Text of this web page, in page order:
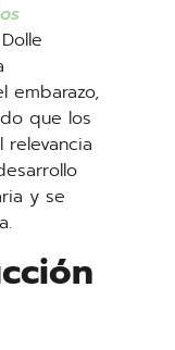
embarazo,
que los
y se